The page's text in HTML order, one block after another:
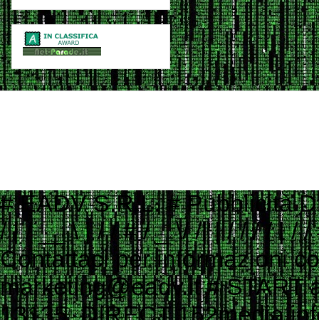
# EADV S.R.L. # Pubblicità Digitale e Programmatic Advertising # ___ ____ _ __ # ___ / | / __ \ | / / # / _ \/ /| | / / / / | / / # / __/ ___ |/ /_/ /| |/ / # \___/_/ |_/_____/ |___/ # # Contattaci per informazioni commerciali # Website: www.eadv.it # Email: marketing@eadv.it # START ads.txt - vocidallastrada.org - 2023-10-18 14:39:45 eadv.it, 13135, DIRECT 152media.info, 152M10, RESELLER 33across.com, 0010b00002MptHCAAZ, RESELLER, bbea06d9c4d2853c 33across.com, 0010b00002T3JniAAF, RESELLER, bbea06d9c4d2853c 33across.com, 0010b00002cGp2AAAS, RESELLER, bbea06d9c4d2853c 33across.com, 0013300001kQj2HAAS, RESELLER, bbea06d9c4d2853c 33across.com, 0015a00002oUk4aAAC, RESELLER, bbea06d9c4d2853c 33across.com, 0015a00003DKg9ZAAT, RESELLER, bbea06d9c4d2853c ad.plus, 352349, RESELLER adagio.io, 1294, RESELLER adcolony.com, 496220845654deec, RESELLER, 1ad675c9de6b5176 adform.com, 1226, RESELLER adform.com, 1819, RESELLER, 9f5210a2f0999e32 adform.com, 1889, RESELLER adform.com, 1943, RESELLER adform.com, 2110, RESELLER adform.com, 2112, RESELLER adform.com, 2437, RESELLER, 9f5210a2f0999e32 adform.com, 2464, RESELLER, 9f5210a2f0999e32 adform.com, 3027, RESELLER adform.com, 622, RESELLER adipolo.com, 617128b0fe110c0ddd7603b4, RESELLER admanmedia.com, 43, RESELLER admixer.net, b6d49994-83c5-4ff9-aa8a-c9eb99d1bc8c, RESELLER adsinteractive.hu, 258, RESELLER adswizz.com, consumable, RESELLER adswizz.com, entravision, RESELLER adswizz.com, targetspot, RESELLER adtech.com, 4687, RESELLER adtelligent.com, 537714, RESELLER advertising.com, 14832, RESELLER advertising.com, 21483, RESELLER advertising.com, 23089, RESELLER advertising.com, 28246, RESELLER advertising.com, 28305, RESELLER advertising.com, 28335, RESELLER, e1a5b5b6e3255540 advertising.com, 6814, RESELLER advertising.com, 7574, RESELLER adyoulike.com, 83d15ef72d387a1e60e5a1399a2b0c03, RESELLER adyoulike.com, b3e21aeb2e950aa59e5e8cc1b6dd6f8e, RESELLER, 4ad745ead2958bf7 adyoulike.com, b4bf4fdd9b0b915f746f6747ff432bde, RESELLER, 4ad745ead2958bf7 ampliffy.com, 5037, RESELLER amxrtb.com, 105199548, RESELLER aniview.com, 5e82edf1634339243920a8e5, RESELLER, 78b21b97965ec3f8 aniview.com, 5ef4bc022e79664d2b473869, RESELLER, 78b21b97965ec3f8 aol.com, 27093, RESELLER aol.com, 46658, RESELLER aol.com, 58905, RESELLER, e1a5b5b6e3255540 aolcloud.net, 4687, RESELLER appads.in, 107606, RESELLER appnexus.com, 10040, RESELLER, f5ab79cb980f11d1 appnexus.com, 10200, RESELLER, f5ab79cb980f11d1 appnexus.com, 10239, RESELLER, f5ab79cb980f11d1 appnexus.com, 10371, RESELLER, f5ab79cb980f11d1 appnexus.com, 11470, RESELLER appnexus.com, 11487, RESELLER, f5ab79cb980f11d1 appnexus.com, 11664, RESELLER, f5ab79cb980f11d1 appnexus.com, 11786, RESELLER, f5ab79cb980f11d1 appnexus.com, 11924, RESELLER, f5ab79cb980f11d1 appnexus.com, 12223, RESELLER, f5ab79cb980f11d1 appnexus.com, 12290, RESELLER, f5ab79cb980f11d1 appnexus.com, 12637, RESELLER, f5ab79cb980f11d1 appnexus.com, 13044, RESELLER, f5ab79cb980f11d1 appnexus.com, 13099, RESELLER, f5ab79cb980f11d1 appnexus.com, 13381, RESELLER, f5ab79cb980f11d1 appnexus.com, 1356, RESELLER, f5ab79cb980f11d1 appnexus.com, 1360, RESELLER, f5ab79cb980f11d1 appnexus.com, 13701, RESELLER, f5ab79cb980f11d1 appnexus.com, 14077, RESELLER appnexus.com, 14416, RESELLER,